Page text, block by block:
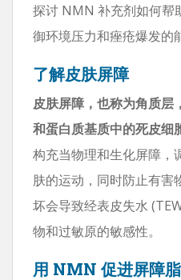
探讨 NMN 补充剂如何帮
御环境压力和痤疮爆发的
了解皮肤屏障
皮肤屏障，也称为角质层
和蛋白质基质中的死皮细
构充当物理和生化屏障，
肤的运动，同时防止有害
坏会导致经表皮失水
物和过敏原的敏感性。
用 NMN 促进屏障